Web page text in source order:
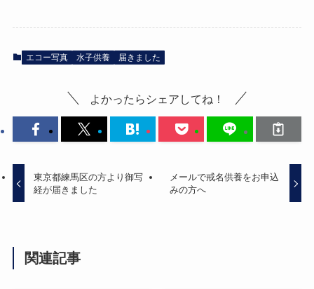
エコー写真 水子供養 届きました
よかったらシェアしてね！
東京都練馬区の方より御写
経が届きました
メールで戒名供養をお申込
みの方へ
関連記事